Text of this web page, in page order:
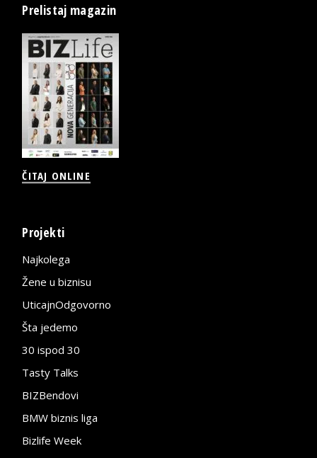
Prelistaj magazin
ČITAJ ONLINE
Projekti
Najkolega
Žene u biznisu
UticajnOdgovorno
Šta jedemo
30 ispod 30
Tasty Talks
BIZBendovi
BMW biznis liga
Bizlife Week